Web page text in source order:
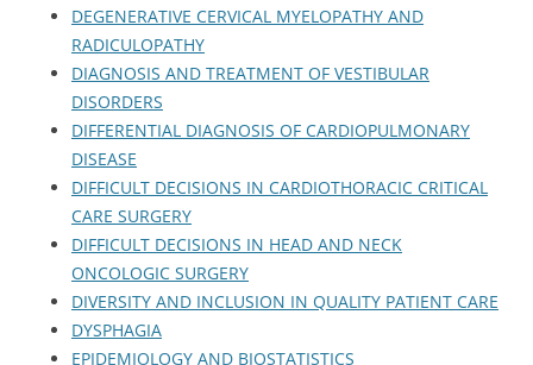
DEGENERATIVE CERVICAL MYELOPATHY AND
RADICULOPATHY
DIAGNOSIS AND TREATMENT OF VESTIBULAR
DISORDERS
DIFFERENTIAL DIAGNOSIS OF CARDIOPULMONARY
DISEASE
DIFFICULT DECISIONS IN CARDIOTHORACIC CRITICAL
CARE SURGERY
DIFFICULT DECISIONS IN HEAD AND NECK
ONCOLOGIC SURGERY
DIVERSITY AND INCLUSION IN QUALITY PATIENT CARE
DYSPHAGIA
EPIDEMIOLOGY AND BIOSTATISTICS